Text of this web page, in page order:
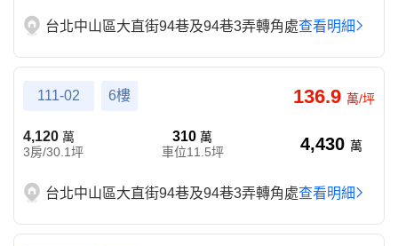
台北中山區大直街94巷及94巷3弄轉角處查看明細
111-02 6樓 136.9 萬/坪
4,120 萬
3房/30.1坪
310萬
車位11.5坪
4,430 萬
台北中山區大直街94巷及94巷3弄轉角處查看明細